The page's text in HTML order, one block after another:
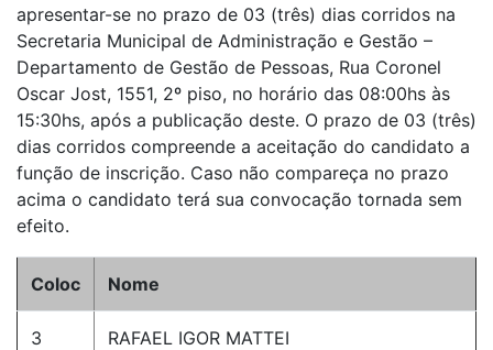
apresentar-se no prazo de 03 (três) dias corridos na
Secretaria Municipal de Administração e Gestão –
Departamento de Gestão de Pessoas, Rua Coronel
Oscar Jost, 1551, 2º piso, no horário das 08:00hs às
15:30hs, após a publicação deste. O prazo de 03 (três)
dias corridos compreende a aceitação do candidato a
função de inscrição. Caso não compareça no prazo
acima o candidato terá sua convocação tornada sem
efeito.
Coloc Nome
3 RAFAEL IGOR MATTEI